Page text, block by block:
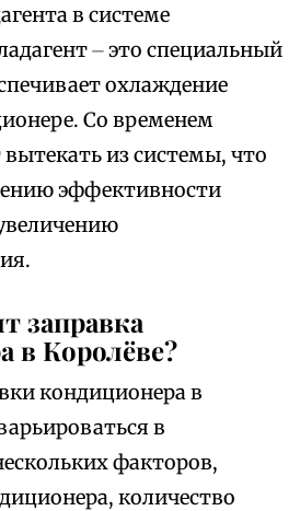
в системе
⏤ это специальный
охлаждение
Со временем
из системы, что
эффективности
заправка
в Королёве?
кондиционера в
в
факторов,
количество